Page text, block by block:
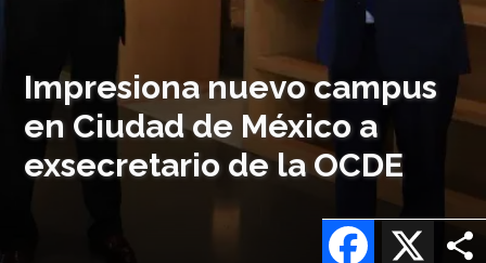
Impresiona nuevo campus
en Ciudad de México a
exsecretario de la OCDE
X
Facebook